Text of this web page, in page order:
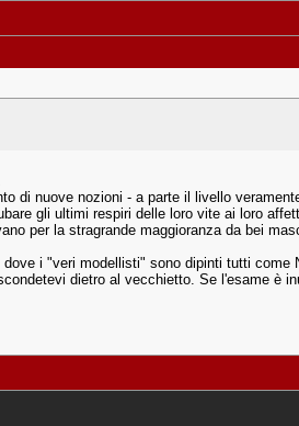
di nuove nozioni - a parte il livello
gli ultimi respiri delle loro vite ai loro
per la stragrande maggioranza da bei
i "veri modellisti" sono dipinti tutti
dietro al vecchietto. Se l'esame è